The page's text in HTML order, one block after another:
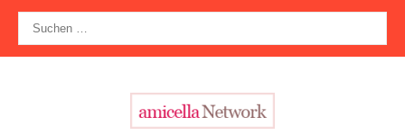
Zum
Inhalt
springen
nach: